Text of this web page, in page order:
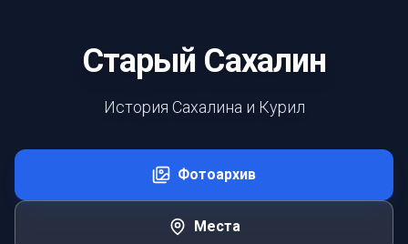
Старый Сахалин
История Сахалина и Курил
Фотоархив
Места